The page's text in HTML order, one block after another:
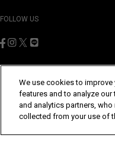
FOLLOW US
©Yohji Yamamoto Inc. All Rights
We use cookies to
features and to analyze
and analytics partners,
collected from your use of